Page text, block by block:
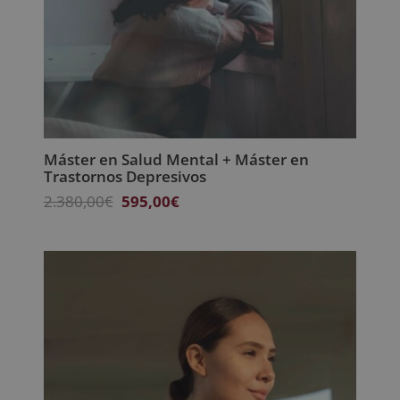
Máster en Salud Mental + Máster en
Trastornos Depresivos
2.380,00€ El
595,00€El